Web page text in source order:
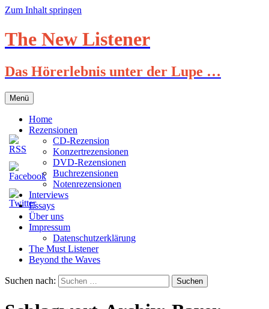
Zum Inhalt springen
The New Listener
Das Hörerlebnis unter der Lupe …
Menü
Home
Rezensionen
CD-Rezension
Konzertrezensionen
DVD-Rezensionen
Buchrezensionen
Notenrezensionen
Interviews
Essays
Über uns
Impressum
Datenschutzerklärung
The Must Listener
Beyond the Waves
Suchen nach: